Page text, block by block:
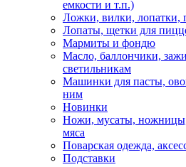
емкости и т.п.)
Ложки, вилки, лопатки,
Лопаты, щетки для
Мармиты и фондю
Масло, баллончики,
светильникам
Машинки для пасты,
ним
Новинки
Ножи, мусаты,
мяса
Поварская одежда,
Подставки